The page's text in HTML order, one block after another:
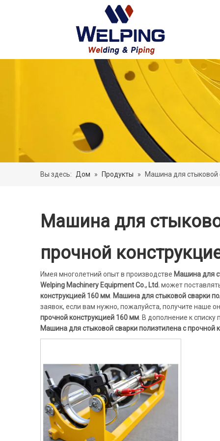
Вы здесь: Дом » Продукты » Машина для стыковой
Машина для
прочной
Имея многолетний опыт в производстве Машина для
Welping Machinery Equipment Co., Ltd.может
конструкцией 160 мм Машина для стыковой сварки
заявок, если вам нужно, пожалуйста, получите наше
прочной конструкцией 160 мм . В дополнение к
Машина для стыковой сварки полиэтилена с прочной